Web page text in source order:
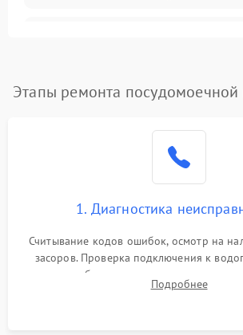
воды
1800 ₽
Проблемы с
Этапы ремонта
1. Диагностика
Считывание кодов ошибок, осмотр на
засоров. Проверка подключения к
жалоб на отсутствие слива,
разбрызгивателей или срабатывание
Подробнее